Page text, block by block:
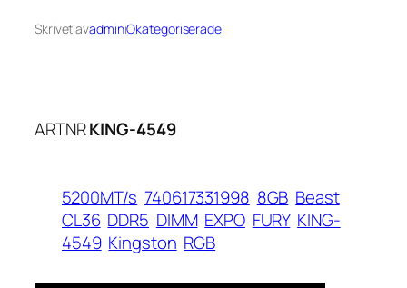
Skrivet avadminiOkategoriserade
ARTNRKING-4549
5200MT/s 740617331998 8GB Beast
CL36 DDR5 DIMM EXPO FURY KING-
4549 Kingston RGB